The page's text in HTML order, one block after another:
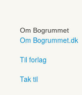
Om Bogrummet
Om Bogrummet.dk
Til forlag
Tak til